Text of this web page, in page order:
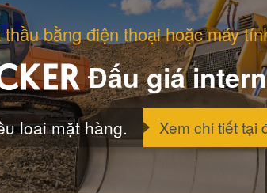
bằng điện thoại hoặc máy
Đấu giá
loai mặt hàng. Xem chi tiết tại